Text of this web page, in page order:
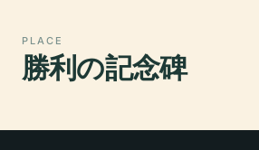
PLACE
勝利の記念碑